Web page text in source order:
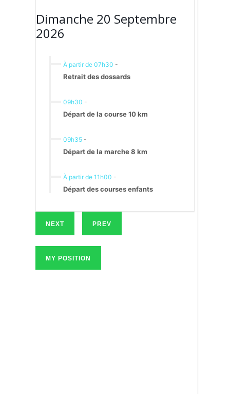
Dimanche 20 Septembre
2026
À partir de 07h30 -
Retrait des dossards
09h30 -
Départ de la course 10 km
09h35 -
Départ de la marche 8 km
À partir de 11h00 -
Départ des courses enfants
NEXT PREV
MY POSITION